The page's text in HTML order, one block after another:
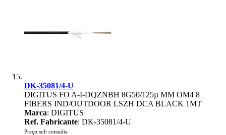
DK-35081/4-U
DIGITUS FO A-I-DQZNBH 8G50/125µ MM OM4 8
FIBERS IND/OUTDOOR LSZH DCA BLACK 1MT
Marca: DIGITUS
Ref. Fabricante: DK-35081/4-U
Preço sob consulta